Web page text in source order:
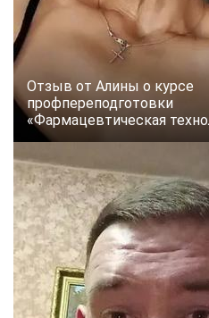
Отзыв от Алины о курсе
профпереподготовки
«Фармацевтическая
ChatApp
online
Мессенджеры
Свяжитесь с нами через
Telegram
Vkontakte
Max